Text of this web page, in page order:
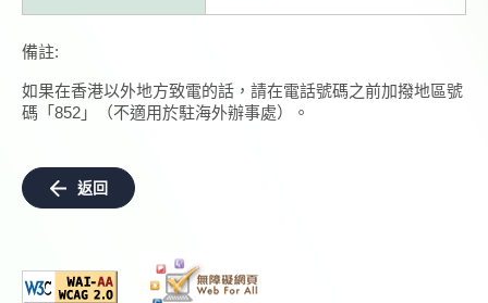
備註:
如果在香港以外地方致電的話，請在電話號碼之前加撥地區號
碼「852」（不適用於駐海外辦事處）。
返回